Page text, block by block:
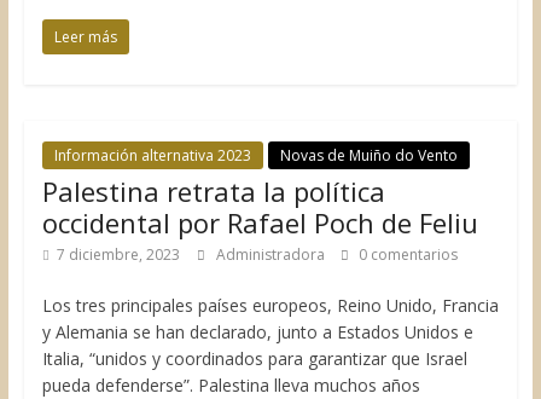
Leer más
Información alternativa 2023 Novas de Muiño do Vento
Palestina retrata la política
occidental por Rafael Poch de Feliu
7 diciembre, 2023 Administradora 0 comentarios
Los tres principales países europeos, Reino Unido, Francia
y Alemania se han declarado, junto a Estados Unidos e
Italia, “unidos y coordinados para garantizar que Israel
pueda defenderse”. Palestina lleva muchos años